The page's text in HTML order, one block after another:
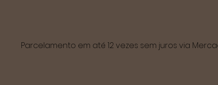
Parcelamento em até 12 vezes sem juros via